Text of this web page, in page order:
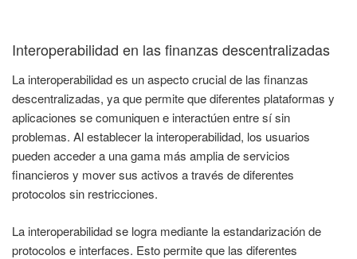
Interoperabilidad en las finanzas descentralizadas
La interoperabilidad es un aspecto crucial de las finanzas
descentralizadas, ya que permite que diferentes plataformas y
aplicaciones se comuniquen e interactúen entre sí sin
problemas. Al establecer la interoperabilidad, los usuarios
pueden acceder a una gama más amplia de servicios
financieros y mover sus activos a través de diferentes
protocolos sin restricciones.
La interoperabilidad se logra mediante la estandarización de
protocolos e interfaces. Esto permite que las diferentes